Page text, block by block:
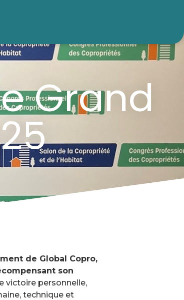
Grand
de Global Copro,
son
victoire personnelle,
technique et